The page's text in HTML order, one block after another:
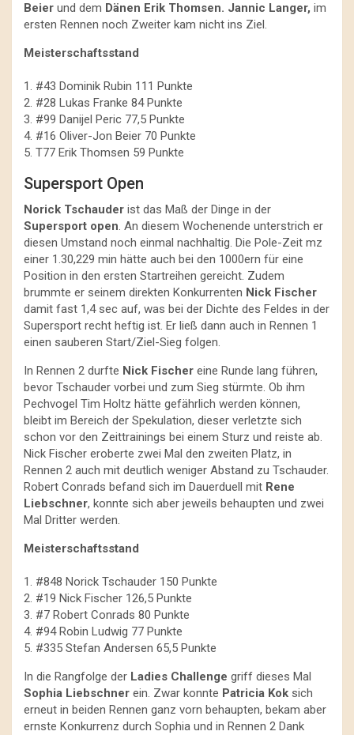
Beier und dem Dänen Erik Thomsen. Jannic Langer, im
ersten Rennen noch Zweiter kam nicht ins Ziel.
Meisterschaftsstand
1. #43 Dominik Rubin 111 Punkte
2. #28 Lukas Franke 84 Punkte
3. #99 Danijel Peric 77,5 Punkte
4. #16 Oliver-Jon Beier 70 Punkte
5. T77 Erik Thomsen 59 Punkte
Supersport Open
Norick Tschauder ist das Maß der Dinge in der
Supersport open. An diesem Wochenende unterstrich er
diesen Umstand noch einmal nachhaltig. Die Pole-Zeit mz
einer 1.30,229 min hätte auch bei den 1000ern für eine
Position in den ersten Startreihen gereicht. Zudem
brummte er seinem direkten Konkurrenten Nick Fischer
damit fast 1,4 sec auf, was bei der Dichte des Feldes in der
Supersport recht heftig ist. Er ließ dann auch in Rennen 1
einen sauberen Start/Ziel-Sieg folgen.
In Rennen 2 durfte Nick Fischer eine Runde lang führen,
bevor Tschauder vorbei und zum Sieg stürmte. Ob ihm
Pechvogel Tim Holtz hätte gefährlich werden können,
bleibt im Bereich der Spekulation, dieser verletzte sich
schon vor den Zeittrainings bei einem Sturz und reiste ab.
Nick Fischer eroberte zwei Mal den zweiten Platz, in
Rennen 2 auch mit deutlich weniger Abstand zu Tschauder.
Robert Conrads befand sich im Dauerduell mit Rene
Liebschner, konnte sich aber jeweils behaupten und zwei
Mal Dritter werden.
Meisterschaftsstand
1. #848 Norick Tschauder 150 Punkte
2. #19 Nick Fischer 126,5 Punkte
3. #7 Robert Conrads 80 Punkte
4. #94 Robin Ludwig 77 Punkte
5. #335 Stefan Andersen 65,5 Punkte
In die Rangfolge der Ladies Challenge griff dieses Mal
Sophia Liebschner ein. Zwar konnte Patricia Kok sich
erneut in beiden Rennen ganz vorn behaupten, bekam aber
ernste Konkurrenz durch Sophia und in Rennen 2 Dank